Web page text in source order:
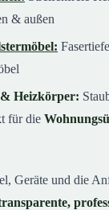
& außen
Heizkörper:
für die
Geräte und die